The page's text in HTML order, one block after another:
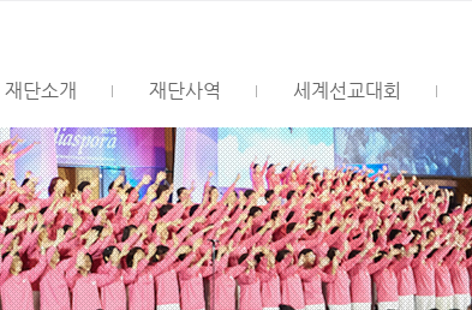
재단소개 재단사역 세계선교대회